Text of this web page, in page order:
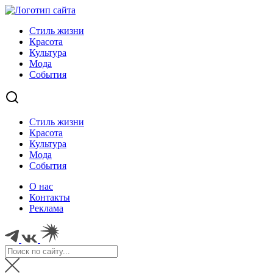
Стиль жизни
Красота
Культура
Мода
События
Стиль жизни
Красота
Культура
Мода
События
О нас
Контакты
Реклама